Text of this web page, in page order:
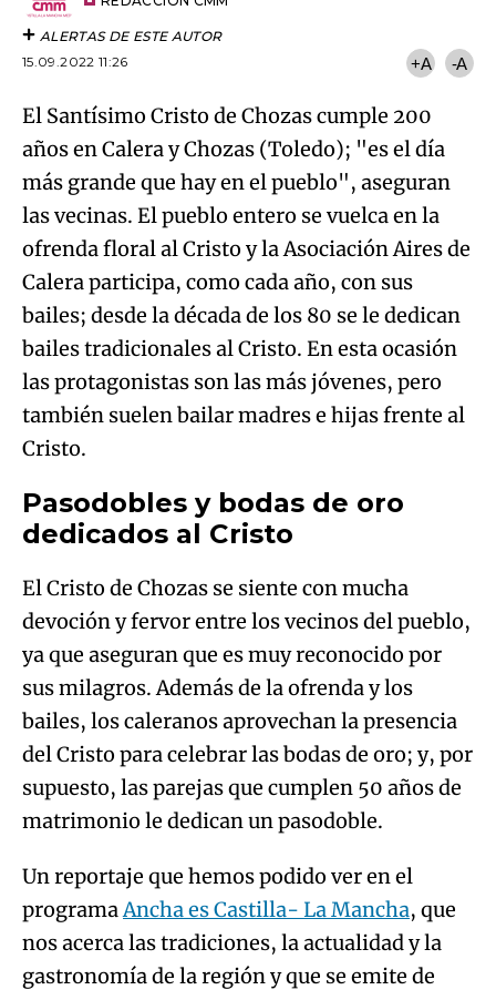
ALERTAS DE ESTE AUTOR
15.09.2022 11:26
+A -A
El Santísimo Cristo de Chozas cumple 200
años en Calera y Chozas (Toledo); "es el día
más grande que hay en el pueblo", aseguran
las vecinas. El pueblo entero se vuelca en la
ofrenda floral al Cristo y la Asociación Aires de
Calera participa, como cada año, con sus
bailes; desde la década de los 80 se le dedican
bailes tradicionales al Cristo. En esta ocasión
las protagonistas son las más jóvenes, pero
también suelen bailar madres e hijas frente al
Cristo.
Pasodobles y bodas de oro
dedicados al Cristo
El Cristo de Chozas se siente con mucha
devoción y fervor entre los vecinos del pueblo,
ya que aseguran que es muy reconocido por
sus milagros. Además de la ofrenda y los
bailes, los caleranos aprovechan la presencia
del Cristo para celebrar las bodas de oro; y, por
supuesto, las parejas que cumplen 50 años de
matrimonio le dedican un pasodoble.
Un reportaje que hemos podido ver en el
programaAncha es Castilla- La Mancha, que
nos acerca las tradiciones, la actualidad y la
gastronomía de la región y que se emite de